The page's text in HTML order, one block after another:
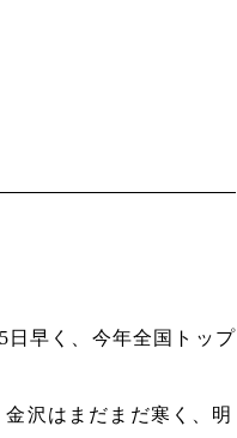
日早く、今年全国トップ
沢はまだまだ寒く、明